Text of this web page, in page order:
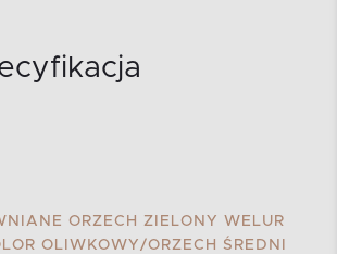
ORZECH ZIELONY WELUR
OLIWKOWY/ORZECH ŚREDNI